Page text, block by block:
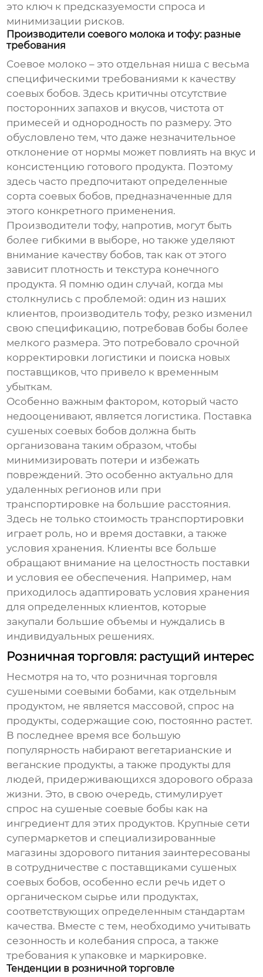
это ключ к предсказуемости спроса и
минимизации рисков.
Производители соевого молока и тофу: разные
требования
Соевое молоко – это отдельная ниша с весьма
специфическими требованиями к качеству
соевых бобов. Здесь критичны отсутствие
посторонних запахов и вкусов, чистота от
примесей и однородность по размеру. Это
обусловлено тем, что даже незначительное
отклонение от нормы может повлиять на вкус и
консистенцию готового продукта. Поэтому
здесь часто предпочитают определенные
сорта соевых бобов, предназначенные для
этого конкретного применения.
Производители тофу, напротив, могут быть
более гибкими в выборе, но также уделяют
внимание качеству бобов, так как от этого
зависит плотность и текстура конечного
продукта. Я помню один случай, когда мы
столкнулись с проблемой: один из наших
клиентов, производитель тофу, резко изменил
свою спецификацию, потребовав бобы более
мелкого размера. Это потребовало срочной
корректировки логистики и поиска новых
поставщиков, что привело к временным
убыткам.
Особенно важным фактором, который часто
недооценивают, является логистика. Поставка
сушеных соевых бобов должна быть
организована таким образом, чтобы
минимизировать потери и избежать
повреждений. Это особенно актуально для
удаленных регионов или при
транспортировке на большие расстояния.
Здесь не только стоимость транспортировки
играет роль, но и время доставки, а также
условия хранения. Клиенты все больше
обращают внимание на целостность поставки
и условия ее обеспечения. Например, нам
приходилось адаптировать условия хранения
для определенных клиентов, которые
закупали большие объемы и нуждались в
индивидуальных решениях.
Розничная торговля: растущий интерес
Несмотря на то, что розничная торговля
сушеными соевыми бобами, как отдельным
продуктом, не является массовой, спрос на
продукты, содержащие сою, постоянно растет.
В последнее время все большую
популярность набирают вегетарианские и
веганские продукты, а также продукты для
людей, придерживающихся здорового образа
жизни. Это, в свою очередь, стимулирует
спрос на сушеные соевые бобы как на
ингредиент для этих продуктов. Крупные сети
супермаркетов и специализированные
магазины здорового питания заинтересованы
в сотрудничестве с поставщиками сушеных
соевых бобов, особенно если речь идет о
органическом сырье или продуктах,
соответствующих определенным стандартам
качества. Вместе с тем, необходимо учитывать
сезонность и колебания спроса, а также
требования к упаковке и маркировке.
Тенденции в розничной торговле